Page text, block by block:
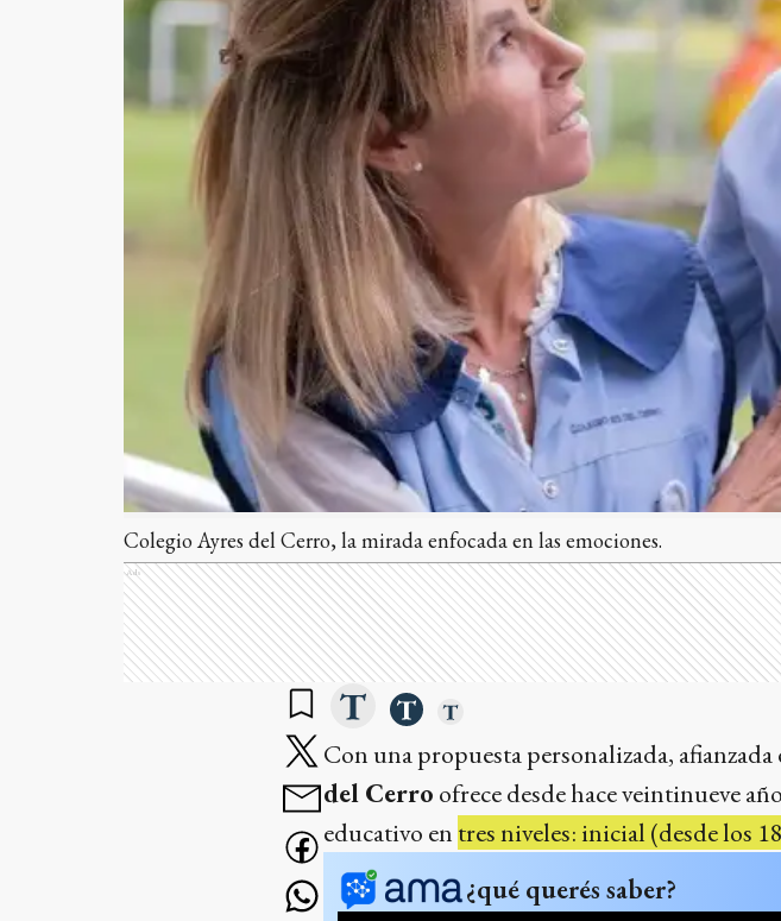
Colegio Ayres del Cerro, la mirada enfocada en las emociones.
Ads
Con una propuesta personalizada,
del Cerro ofrece desde hace veintinueve
educativo en tres niveles: inicial (desde los
¿qué querés saber?